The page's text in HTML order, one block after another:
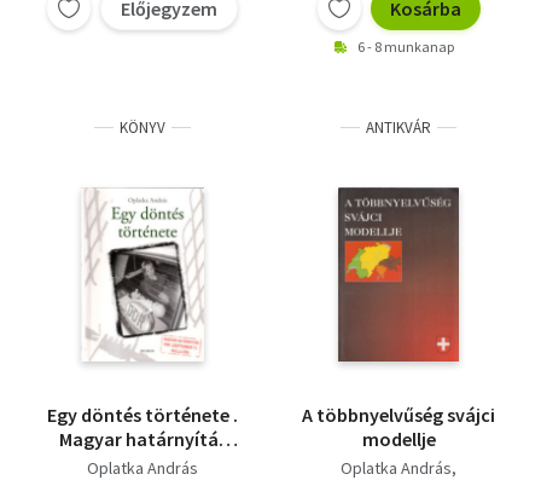
Előjegyzem Kosárba
6 - 8 munkanap
KÖNYV
Egy döntés története .
Magyar határnyítás
1989. szeptember 11.
Oplatka András
ANTIKVÁR
A többnyelvűség svájci
modellje
Oplatka András